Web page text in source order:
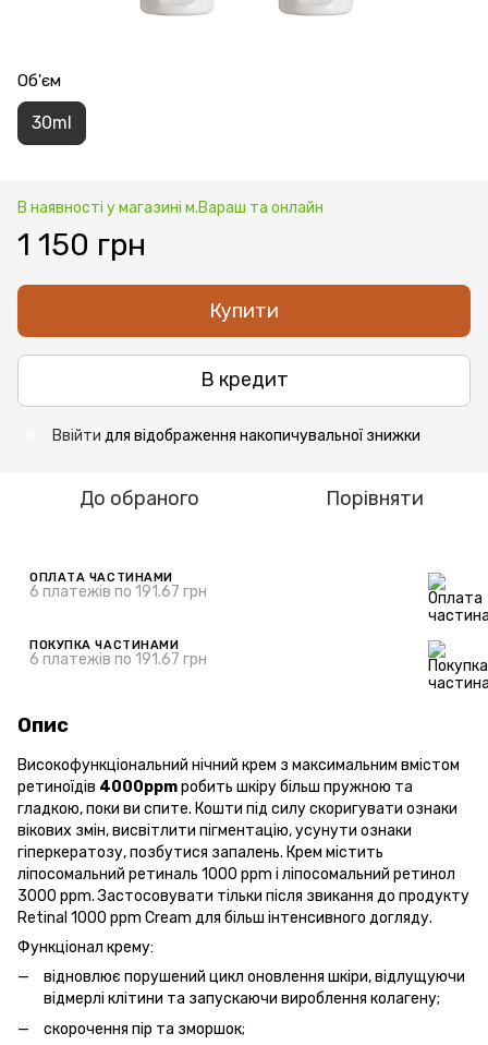
Об'єм
30ml
В наявності у магазині м.Вараш та онлайн
1 150 грн
Купити
В кредит
Ввійти для відображення накопичувальної знижки
До обраного Порівняти
ОПЛАТА ЧАСТИНАМИ
6 платежів по 191.67 грн
ПОКУПКА ЧАСТИНАМИ
6 платежів по 191.67 грн
Опис
Високофункціональний нічний крем з максимальним вмістом
ретиноїдів 4000ppmробить шкіру більш пружною та
гладкою, поки ви спите. Кошти під силу скоригувати ознаки
вікових змін, висвітлити пігментацію, усунути ознаки
гіперкератозу, позбутися запалень. Крем містить
ліпосомальний ретиналь 1000 ppm і ліпосомальний ретинол
3000 ppm. Застосовувати тільки після звикання до продукту
Retinal 1000 ppm Cream для більш інтенсивного догляду.
Функціонал крему:
відновлює порушений цикл оновлення шкіри, відлущуючи
відмерлі клітини та запускаючи вироблення колагену;
скорочення пір та зморшок;